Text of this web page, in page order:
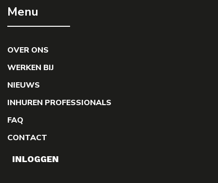
Menu
OVER ONS
WERKEN BIJ
NIEUWS
INHUREN PROFESSIONALS
FAQ
CONTACT
INLOGGEN